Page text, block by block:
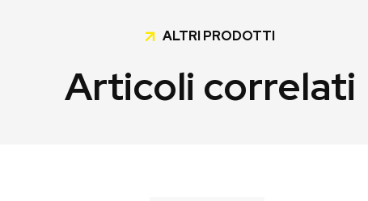
ALTRI PRODOTTI
Articoli correlati